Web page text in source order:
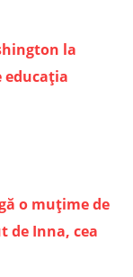
la
educația
o muțime de
de Inna, cea